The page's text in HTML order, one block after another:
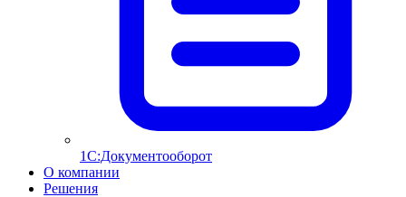
1С:Документооборот
О компании
Решения